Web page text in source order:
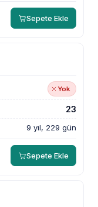
Sepete Ekle
Yok
9 yıl, 229 gün
23
Sepete Ekle